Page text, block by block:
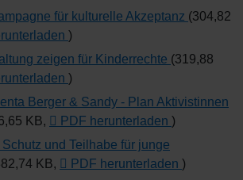
für kulturelle Akzeptanz (304,82
)
zeigen für Kinderrechte (319,88
)
Berger & Sandy - Plan Aktivistinnen
KB, PDF herunterladen )
und Teilhabe für junge
KB, PDF herunterladen )